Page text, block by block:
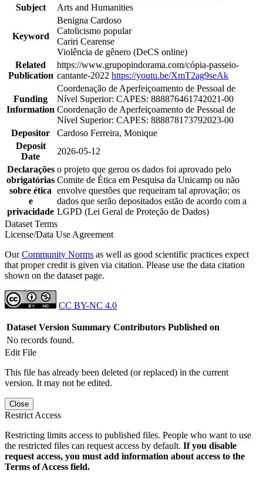
Subject
Arts and Humanities
Keyword
Benigna Cardoso
Catolicismo popular
Cariri Cearense
Violência de gênero (DeCS online)
Related
Publication
https://www.grupopindorama.com/cópia-passeio-
cantante-2022 https://youtu.be/XmT2ag9seAk
Funding
Information
Coordenação de Aperfeiçoamento de Pessoal de
Nível Superior: CAPES: 888876461742021-00
Coordenação de Aperfeiçoamento de Pessoal de
Nível Superior: CAPES: 888878173792023-00
Depositor
Cardoso Ferreira, Monique
Deposit
Date
2026-05-12
Declarações
obrigatórias
sobre ética
e
privacidade
o projeto que gerou os dados foi aprovado pelo
Comite de Ética em Pesquisa da Unicamp ou não
envolve questões que requeiram tal aprovação; os
dados que serão depositados estão de acordo com a
LGPD (Lei Geral de Proteção de Dados)
Dataset Terms
License/Data Use Agreement
OurCommunity Norms as well as good scientific practices expect
that proper credit is given via citation. Please use the data citation
shown on the dataset page.
CC BY-NC 4.0
Dataset Version Summary Contributors Published on
No records found.
Edit File
This file has already been deleted (or replaced) in the current
version. It may not be edited.
Close
Restrict Access
Restricting limits access to published files. People who want to use
the restricted files can request access by default. If you disable
request access, you must add information about access to the
Terms of Access field.